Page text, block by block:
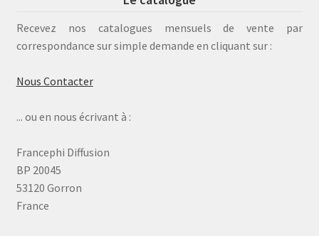
Recevez nos catalogues mensuels de vente par
correspondance sur simple demande en cliquant sur :
Nous Contacter
... ou en nous écrivant à :
Francephi Diffusion
BP 20045
53120 Gorron
France